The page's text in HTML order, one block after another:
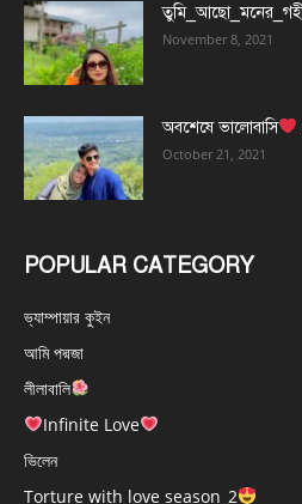
November 8, 2021
অবশেষে ভালোবাসি
October 21, 2021
POPULAR CATEGORY
ভ্যাম্পায়ার কুইন
আমি পদ্মজা
লীলাবালি
Infinite Love
ভিলেন
Torture with love season_2